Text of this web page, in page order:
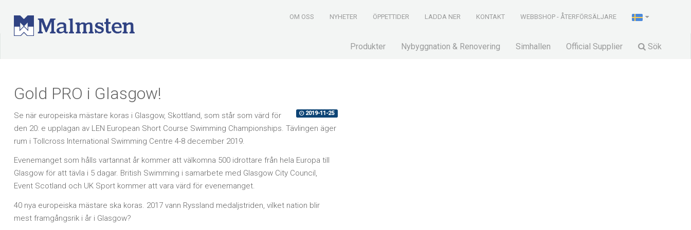
OM OSS NYHETER ÖPPETTIDER LADDA NER KONTAKT WEBBSHOP - ÅTERFÖRSÄLJARE
Produkter Nybyggnation & Renovering Simhallen Official Supplier Sök
Gold PRO i Glasgow!
2019-11-25
Se när europeiska mästare koras i Glasgow, Skottland, som står som värd för
den 20: e upplagan av LEN European Short Course Swimming Championships. Tävlingen äger
rum i Tollcross International Swimming Centre 4-8 december 2019.
Evenemanget som hålls vartannat år kommer att välkomna 500 idrottare från hela Europa till
Glasgow för att tävla i 5 dagar. British Swimming i samarbete med Glasgow City Council,
Event Scotland och UK Sport kommer att vara värd för evenemanget.
40 nya europeiska mästare ska koras. 2017 vann Ryssland medaljstriden, vilket nation blir
mest framgångsrik i år i Glasgow?